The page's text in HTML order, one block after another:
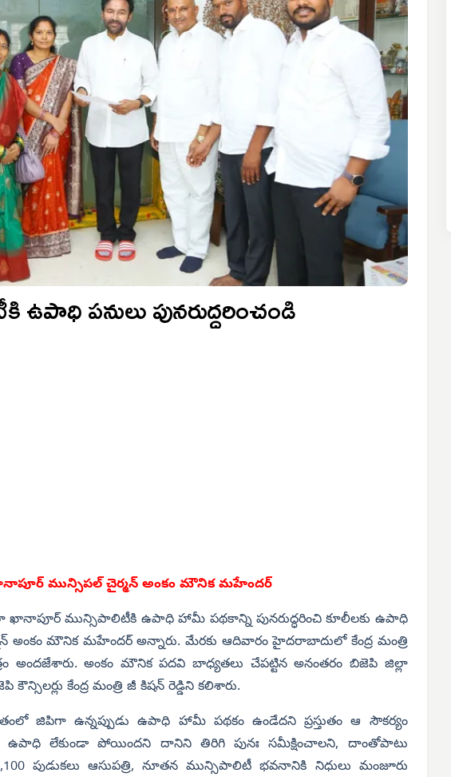
పనులు పునరుద్ధరించండి
ఖానాపూర్ మున్సిపల్ చైర్మన్ అంకం మౌనిక మహేందర్
ఖానాపూర్ మున్సిపాలిటీకి ఉపాధి హామీ పథకాన్ని పునరుద్ధరించి కూలీలకు ఉపాధి
అంకం మౌనిక మహేందర్ అన్నారు. మేరకు ఆదివారం హైదరాబాదులో కేంద్ర మంత్రి
అందజేశారు. అంకం మౌనిక పదవి బాధ్యతలు చేపట్టిన అనంతరం బిజెపి జిల్లా
కేంద్ర మంత్రి జీ కిషన్ రెడ్డిని కలిశారు.
జిపిగా ఉన్నప్పుడు ఉపాధి హామీ పథకం ఉండేదని ప్రస్తుతం ఆ సౌకర్యం
ఉపాధి లేకుండా పోయిందని దానిని తిరిగి పునః సమీక్షించాలని, దాంతోపాటు
పుడుకలు ఆసుపత్రి, నూతన మున్సిపాలిటీ భవనానికి నిధులు మంజూరు